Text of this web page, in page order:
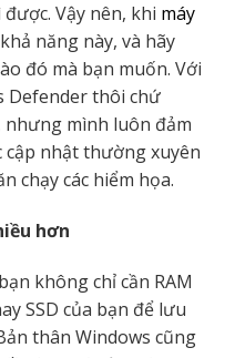
Vậy nên, khi máy
năng này, và hãy
đó mà bạn muốn. Với
Defender thôi chứ
mình luôn đảm
cập nhật thường xuyên
chạy các hiểm họa.
hơn
không chỉ cần RAM
SSD của bạn để lưu
thân Windows cũng